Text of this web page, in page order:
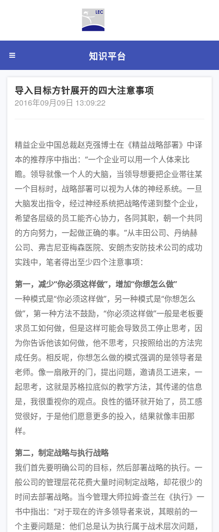
知识平台
导入目标方针展开的四大注意事项
2016年09月09日 13:09:22
精益企业中国总裁赵克强博士在《精益战略部署》中译
本的推荐序中指出：“一个企业可以用一个人体来比
瞻。领导就像一个人的大脑，当领导想要把企业帯往某
一个目标时，战略部署可以视为人体的神经系统。一旦
大脑发出指令，经过神经系统把战略传递到整个企业，
希望各层级的员工能齐心协力，各同其职，朝一个共同
的方向努力，一起做正确的事。”从丰田公司、丹纳赫
公司、弗吉尼亚梅森医院、安朗杰安防技术公司的成功
实践中，笔者得出至少四个注意事项：
第一，减少“你必须这样做”，增加“你想怎么做”
一种模式是“你必须这样做”，另一种模式是“你想怎么
做”，第一种方法不鼓励，“你必须这样做”一般是老板要
求员工如何做，但是这样可能会导致员工停止思考，因
为你告诉他该如何做，他不思考，只按照给出的方法完
成任务。相反呢，你想怎么做的模式强调的是领导者是
老师。像一扇敞开的门，提出问题，邀请员工进来，一
起思考，这就是苏格拉底似的教学方法，其传递的信息
是，我很重视你的观点。良性的循环就开始了，员工感
觉很好，于是他们愿意更多的投入，结果就像丰田那
样。
第二，制定战略与执行战略
我们首先要明确公司的目标，然后部署战略的执行。一
般公司的管理层花花费大量时间制定战略，却花很少的
时间去部署战略。当今管理大师拉姆·查兰在《执行》一
书中指出：“对于现在的许多领导者来说，其眼前的一
个主要问题是：他们总是认为执行属于战术层次问题，